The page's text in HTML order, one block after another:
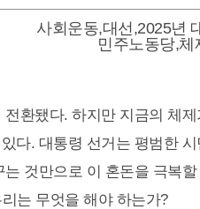
사회운동,대선,2025년
민주노동당,체
환됐다. 하지만 지금의 체
다. 대통령 선거는 평범한
것만으로 이 혼돈을 극복할
는 무엇을 해야 하는가?